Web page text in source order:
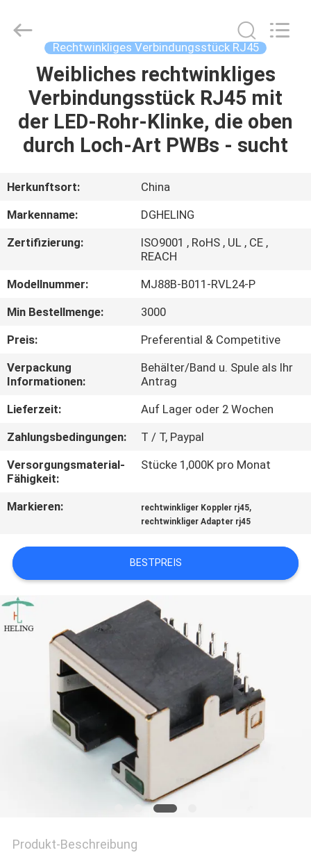
HAUS
PRODUKTE
UNS
AUSFLUG
TRETEN
SIE
MIT
UNS
IN
VERBINDUNG
FORDERN
EIN
ZITAT
SITEMAP
PRIVACY
POLICY
Rights
Rechtwinkliges Verbindungsstück RJ45
Weibliches rechtwinkliges
Verbindungsstück RJ45 mit
der LED-Rohr-Klinke, die oben
durch Loch-Art PWBs - sucht
Herkunftsort:
China
Markenname:
DGHELING
Zertifizierung:
ISO9001 , RoHS , UL , CE ,
REACH
Modellnummer:
MJ88B-B011-RVL24-P
Min Bestellmenge:
3000
Preis:
Preferential & Competitive
Verpackung
Informationen:
Behälter/Band u. Spule als Ihr
Antrag
Lieferzeit:
Auf Lager oder 2 Wochen
Zahlungsbedingungen:
T / T, Paypal
Versorgungsmaterial-
Fähigkeit:
Stücke 1,000K pro Monat
Markieren: rechtwinkliger Koppler rj45,
rechtwinkliger Adapter rj45
BESTPREIS
Produkt-Beschreibung